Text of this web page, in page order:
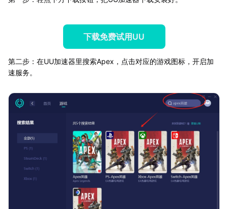
下载免费试用UU
第二步：在UU加速器里搜索Apex，点击对应的游戏图标，开启加
速服务。